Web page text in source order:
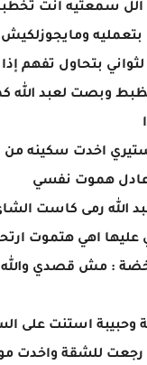
سمعتيه انت
ومايجوزلكيش
بتحاول تفهم
وبصت لعبد الله
اخدت سكينه من
هموت نفسي
الله رمى كاست
عليها اهي هتموت
: مش قصدي والله
استنت على
رجعت للشقة واخدت